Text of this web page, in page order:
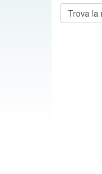
Cerca